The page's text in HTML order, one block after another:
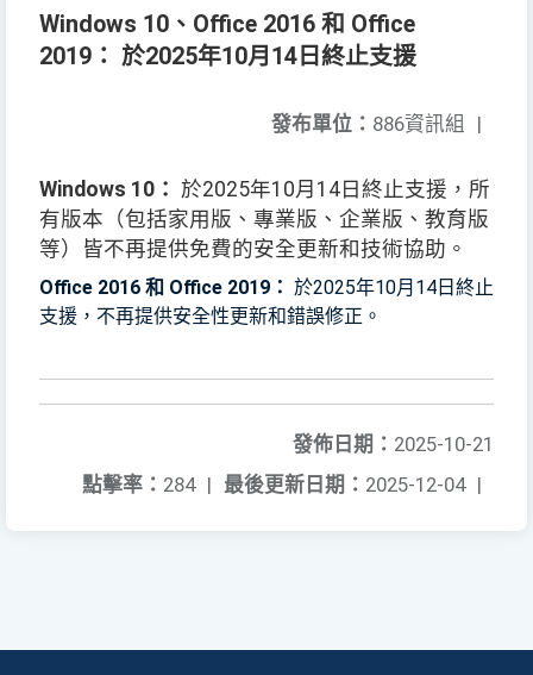
Windows 10、Office 2016 和 Office
2019： 於2025年10月14日終止支援
發布單位： 886資訊組 |
Windows 10： 於2025年10月14日終止支援，所
有版本（包括家用版、專業版、企業版、教育版
等）皆不再提供免費的安全更新和技術協助。
Office 2016 和 Office 2019： 於2025年10月14日終止
支援，不再提供安全性更新和錯誤修正。
發佈日期： 2025-10-21
最後更新日期： 2025-12-04 |
點擊率： 284 |